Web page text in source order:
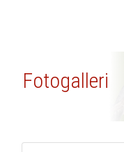
Fotogalleri